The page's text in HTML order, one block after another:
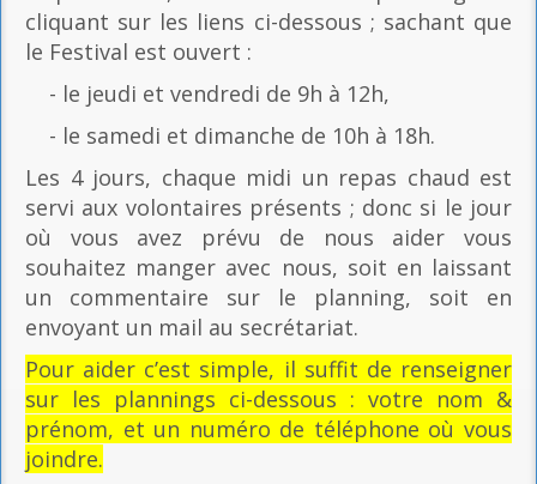
cliquant sur les liens ci-dessous ; sachant que
le Festival est ouvert :
- le jeudi et vendredi de 9h à 12h,
- le samedi et dimanche de 10h à 18h.
Les 4 jours, chaque midi un repas chaud est
servi aux volontaires présents ; donc si le jour
où vous avez prévu de nous aider vous
souhaitez manger avec nous, soit en laissant
un commentaire sur le planning, soit en
envoyant un mail au secrétariat.
Pour aider c’est simple, il suffit de renseigner
sur les plannings ci-dessous : votre nom &
prénom, et un numéro de téléphone où vous
joindre.